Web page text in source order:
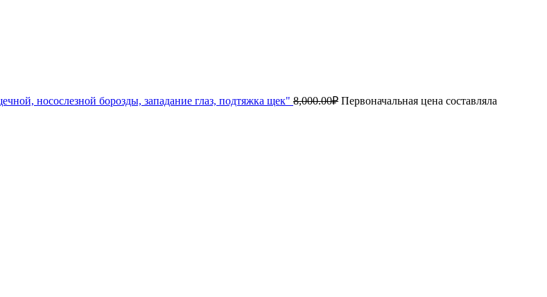
носослезной борозды, западание глаз, подтяжка щек" 8,000.00₽ Первоначальная цена составляла